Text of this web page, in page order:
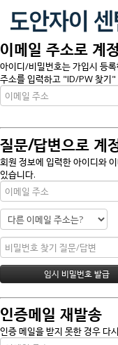
이메일 주소로 계
아이디/비밀번호는 가입시 등
주소를 입력하고 "ID/PW 찾기"
질문/답변으로 계
회원 정보에 입력한 아이디와
있습니다.
인증메일 재발송
인증 메일을 받지 못한 경우 다